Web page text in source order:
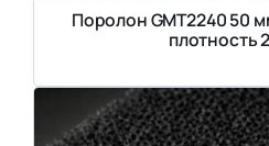
Поролон GMT2240 50
плотность